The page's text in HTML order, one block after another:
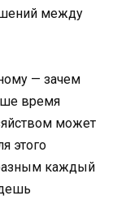
между
— зачем
время
может
этого
каждый